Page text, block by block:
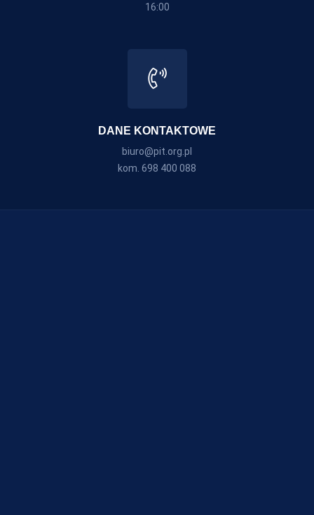
16:00
DANE KONTAKTOWE
biuro@pit.org.pl
kom. 698 400 088